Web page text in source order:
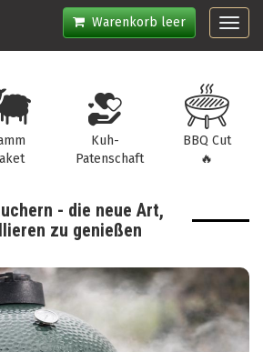
Warenkorb leer
Kuh-
Patenschaft
BBQ Cut
🔥
- die neue Art,
zu genießen